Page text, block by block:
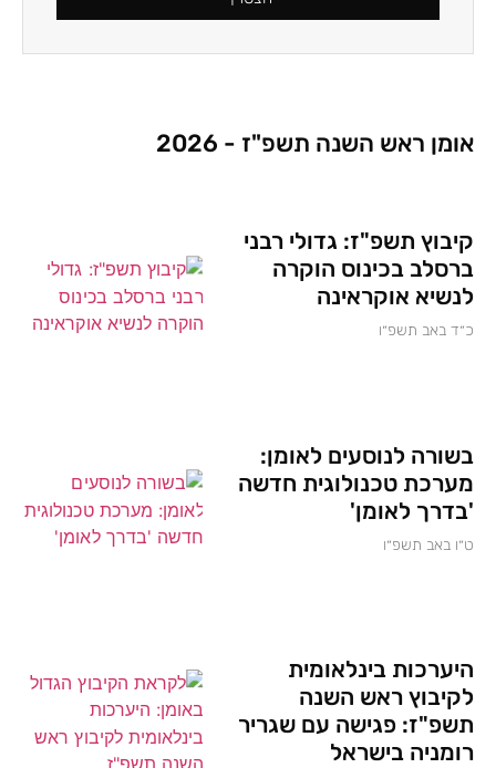
אומן ראש השנה תשפ"ז - 2026
קיבוץ תשפ"ז: גדולי רבני
ברסלב בכינוס הוקרה
לנשיא אוקראינה
כ״ד באב תשפ״ו
בשורה לנוסעים לאומן:
מערכת טכנולוגית חדשה
'בדרך לאומן'
ט״ו באב תשפ״ו
היערכות בינלאומית
לקיבוץ ראש השנה
תשפ"ז: פגישה עם שגריר
רומניה בישראל